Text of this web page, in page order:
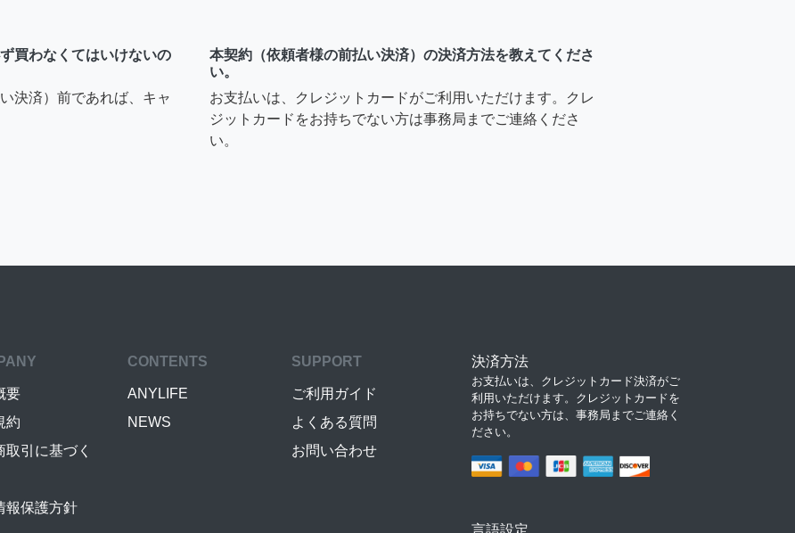
買わなくてはいけないの
決済）前であれば、キャ
本契約（依頼者様の前払い決済）の決済方法を教えてくださ
い。
お支払いは、クレジットカードがご利用いただけます。クレ
ジットカードをお持ちでない方は事務局までご連絡くださ
い。
要
約
取引に基づく
報保護方針
CONTENTS
ANYLIFE
NEWS
SUPPORT
ご利用ガイド
よくある質問
お問い合わせ
決済方法
お支払いは、クレジットカード決済がご
利用いただけます。クレジットカードを
お持ちでない方は、事務局までご連絡く
ださい。
言語設定